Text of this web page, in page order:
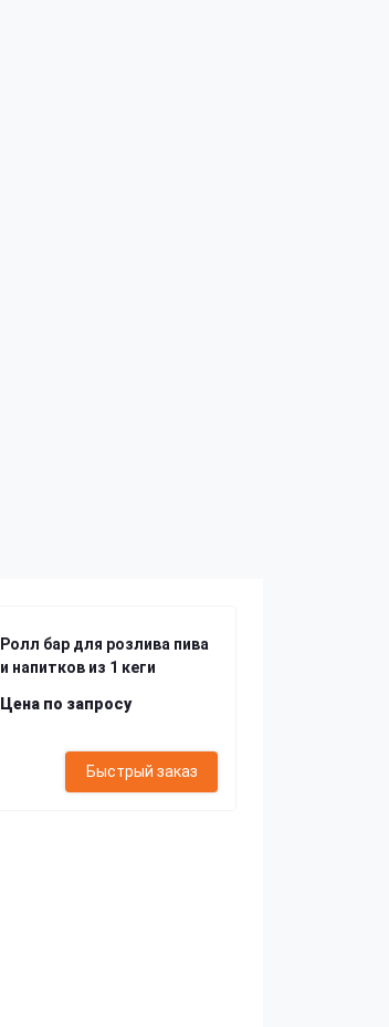
Ролл бар для розлива пива
и напитков из 1 кеги
Цена по запросу
Быстрый заказ